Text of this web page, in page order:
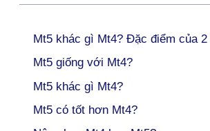
Mt5 khác gì Mt4? Đặc điểm của
Mt5 giống với Mt4?
Mt5 khác gì Mt4?
Mt5 có tốt hơn Mt4?